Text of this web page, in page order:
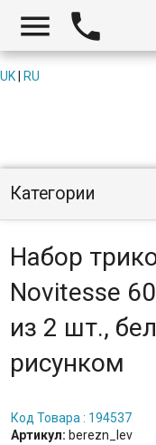
 
UK RU
Категории
Набор
Novitesse
из 2 шт.,
рисунком
Код Товара : 194537
Артикул: berezn_lev